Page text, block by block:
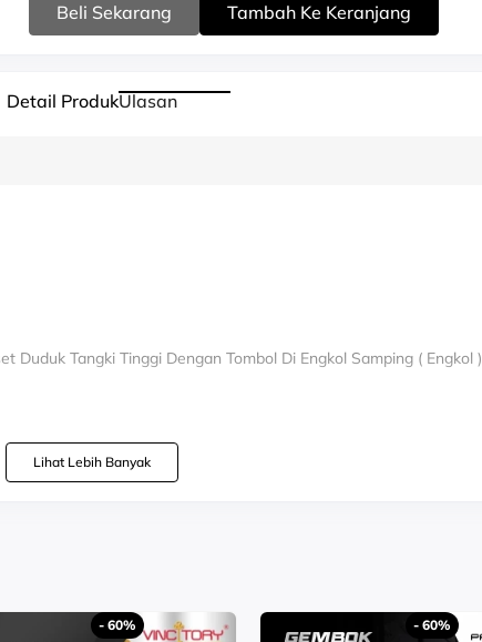
Beli Sekarang Tambah Ke Keranjang
Detail ProdukUlasan
Duduk Tangki Tinggi Dengan Tombol Di Engkol Samping ( Engkol )
Lihat Lebih Banyak
- 60% - 60%